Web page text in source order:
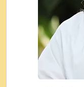
गल लग जव त
तू कर
2018 -
Maharaj.mp3
न म गवद